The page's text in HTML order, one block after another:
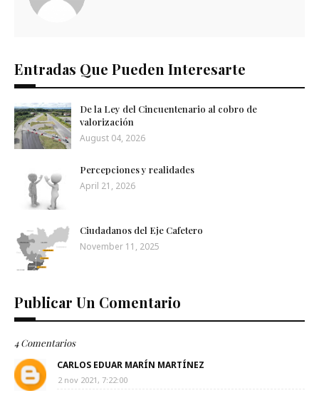
Entradas Que Pueden Interesarte
De la Ley del Cincuentenario al cobro de
valorización
August 04, 2026
Percepciones y realidades
April 21, 2026
Ciudadanos del Eje Cafetero
November 11, 2025
Publicar Un Comentario
4 Comentarios
CARLOS EDUAR MARÍN MARTÍNEZ
2 nov 2021, 7:22:00